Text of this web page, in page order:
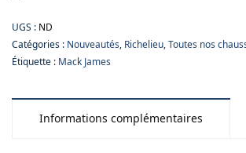
UGS : ND
Catégories : Nouveautés, Richelieu,Toutes nos
Étiquette : Mack James
Informations complémentaires